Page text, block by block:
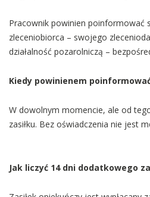
Pracownik powinien poinformować
zleceniobiorca – swojego
działalność pozarolniczą –
Kiedy powinienem
W dowolnym momencie, ale od
zasiłku. Bez oświadczenia nie jest
Jak liczyć 14 dni dodatkowego